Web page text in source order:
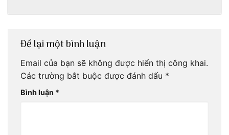
Để lại một bình luận
Email của bạn sẽ không được hiển thị công khai.
Các trường bắt buộc được đánh dấu *
Bình luận *